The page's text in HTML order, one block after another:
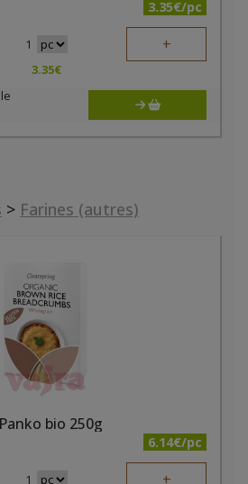
3.35€/pc
1 +
3.35€
> Farines (autres)
bio 250g
6.14€/pc
1 +